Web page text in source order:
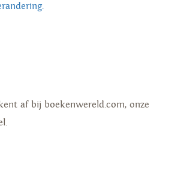
af bij boekenwereld.com, onze